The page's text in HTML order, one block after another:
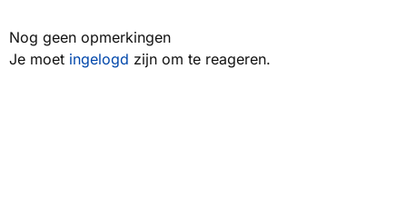
Nog geen opmerkingen
Je moet ingelogd zijn om te reageren.